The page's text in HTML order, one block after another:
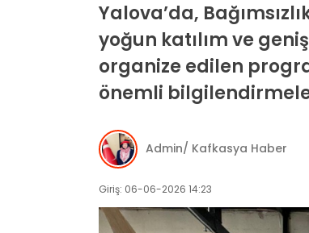
Yalova’da,
yoğun katılım ve
organize edilen
önemli
Admin/ Kafkasya Haber
Giriş: 06-06-2026 14:23